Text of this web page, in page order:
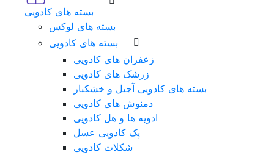
بسته های کادویی
بسته های لوکس
بسته های کادویی
زعفران های کادویی
زرشک های کادویی
بسته های کادویی آجیل و خشکبار
دمنوش های کادویی
ادویه ها و هل کادویی
پک کادویی عسل
شکلات کادویی